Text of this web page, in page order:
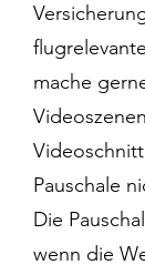
mache
Pauschale
Die
wenn die